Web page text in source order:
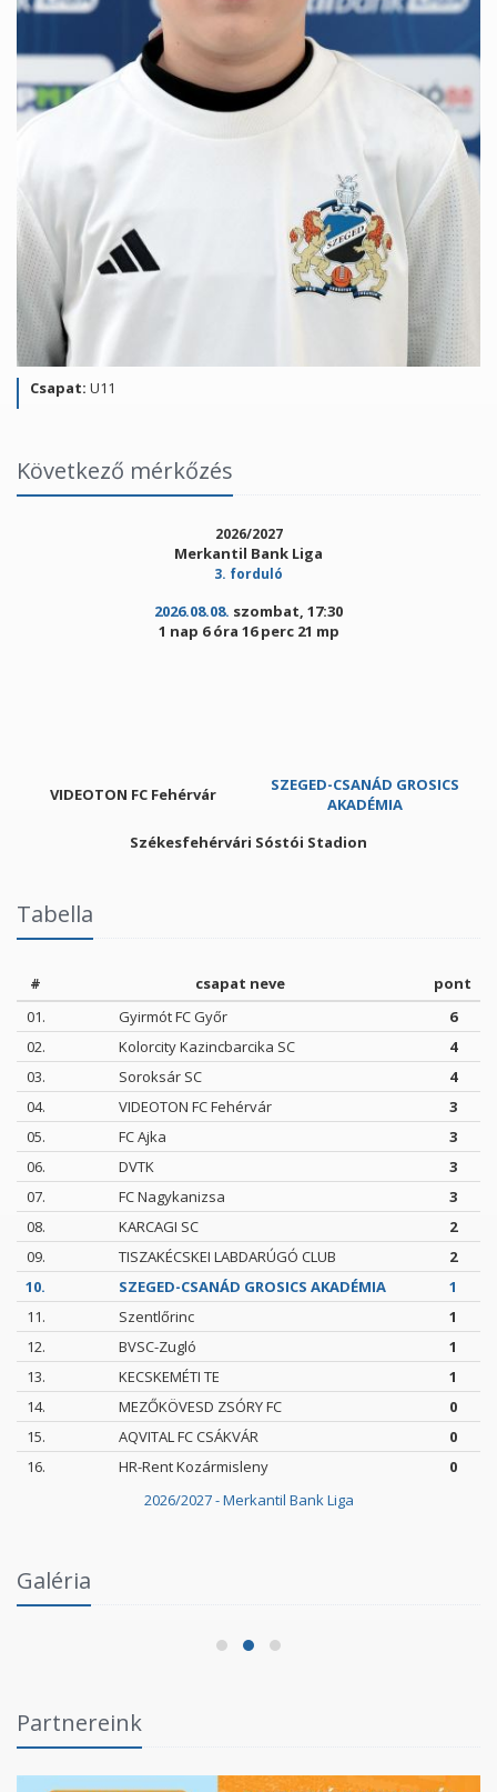
Csapat: U11
Következő mérkőzés
2026/2027
Merkantil Bank Liga
3. forduló
2026.08.08. szombat, 17:30
1 nap 6 óra 16 perc 21 mp
VIDEOTON FC Fehérvár
SZEGED-CSANÁD GROSICS
AKADÉMIA
Székesfehérvári Sóstói Stadion
Tabella
2026/2027 - Merkantil Bank Liga
# csapat neve
pont
01.
Gyirmót FC Győr
6
02.
Kolorcity Kazincbarcika SC
4
03.
Soroksár SC
4
04.
VIDEOTON FC Fehérvár
3
05.
FC Ajka
3
06.
DVTK
3
07.
FC Nagykanizsa
3
08.
KARCAGI SC
2
09.
TISZAKÉCSKEI LABDARÚGÓ CLUB
2
10.
SZEGED-CSANÁD GROSICS AKADÉMIA
1
11.
Szentlőrinc
1
12.
BVSC-Zugló
1
13.
KECSKEMÉTI TE
1
14.
MEZŐKÖVESD ZSÓRY FC
0
15.
AQVITAL FC CSÁKVÁR
0
16.
HR-Rent Kozármisleny 0
Galéria
Fórumban
2026.06.03.
Partnereink